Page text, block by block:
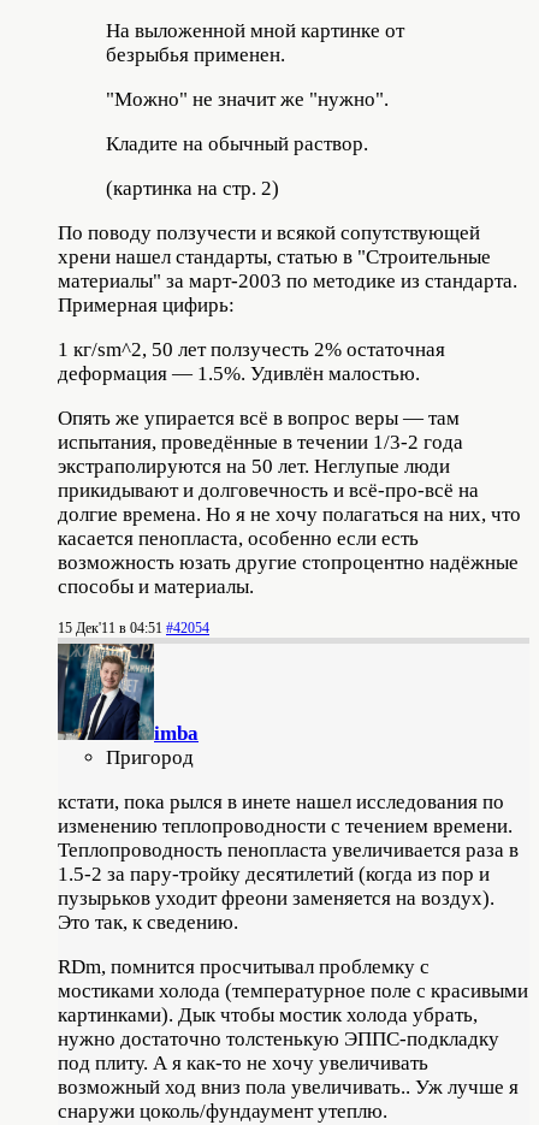
На выложенной мной картинке от
безрыбья применен.
"Можно" не значит же "нужно".
Кладите на обычный раствор.
(картинка на стр. 2)
По поводу ползучести и всякой сопутствующей
хрени нашел стандарты, статью в "Строительные
материалы" за март-2003 по методике из стандарта.
Примерная цифирь:
1 кг/sm^2, 50 лет ползучесть 2% остаточная
деформация — 1.5%. Удивлён малостью.
Опять же упирается всё в вопрос веры — там
испытания, проведённые в течении 1/3-2 года
экстраполируются на 50 лет. Неглупые люди
прикидывают и долговечность и всё-про-всё на
долгие времена. Но я не хочу полагаться на них, что
касается пенопласта, особенно если есть
возможность юзать другие стопроцентно надёжные
способы и материалы.
15 Дек'11 в 04:51 #42054
imba
Пригород
кстати, пока рылся в инете нашел исследования по
изменению теплопроводности с течением времени.
Теплопроводность пенопласта увеличивается раза в
1.5-2 за пару-тройку десятилетий (когда из пор и
пузырьков уходит фреони заменяется на воздух).
Это так, к сведению.
RDm, помнится просчитывал проблемку с
мостиками холода (температурное поле с красивыми
картинками). Дык чтобы мостик холода убрать,
нужно достаточно толстенькую ЭППС-подкладку
под плиту. А я как-то не хочу увеличивать
возможный ход вниз пола увеличивать.. Уж лучше я
снаружи цоколь/фундаумент утеплю.